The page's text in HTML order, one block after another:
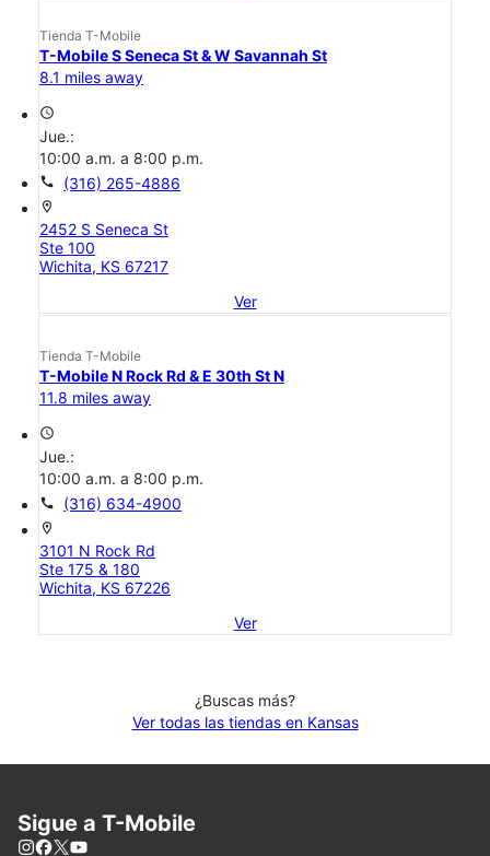
Tienda T-Mobile
T-Mobile S Seneca St & W Savannah St
8.1 miles away
access_time
Jue.:
10:00 a.m. a 8:00 p.m.
call (316) 265-4886
location_on
2452 S Seneca St
Ste 100
Wichita, KS 67217
Ver
Tienda T-Mobile
T-Mobile N Rock Rd & E 30th St N
11.8 miles away
access_time
Jue.:
10:00 a.m. a 8:00 p.m.
call (316) 634-4900
location_on
3101 N Rock Rd
Ste 175 & 180
Wichita, KS 67226
Ver
¿Buscas más?
Ver todas las tiendas en Kansas